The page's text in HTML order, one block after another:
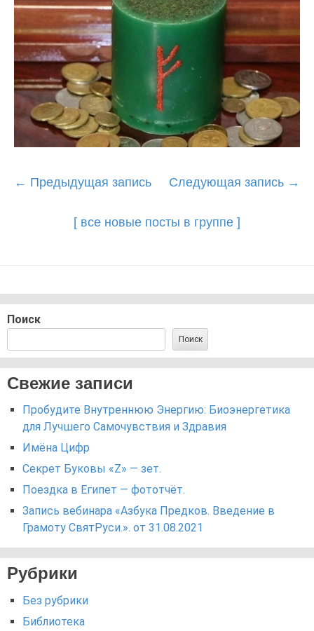
Post
← Предыдущая запись Следующая запись →
[ все новые посты в группе ]
Поиск
Поиск
Свежие записи
Пробудите Внутреннюю Энергию: Биоэнергетика
для Лучшего Самочувствия и Здравия
Имёна Цифр
Секрет Буковы «Z» — зет.
Поездка в Египет — фототчёт.
Запись вебинара «Азбука Предков. Введение в
Грамоту СвятРуси.». от 31.08.2021
Рубрики
Без рубрики
Библиотека